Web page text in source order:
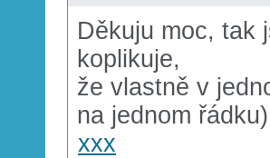
Děkuju moc, tak
koplikuje,
že vlastně v
na jednom
xxx